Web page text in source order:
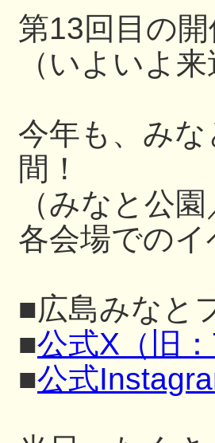
第13回目の
（いよいよ来
今年も、み
間！
（みなと公
各会場での
■広島みなと
■公式X（旧：
■公式